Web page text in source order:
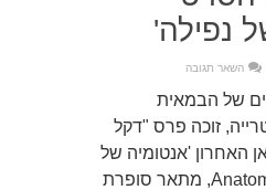
נפילה'
השאר תגובה
של הבמאית
זוכה פרס "דקל
האחרון 'אנטומיה של
נפילה' ((Anatomy of a fall, מתאר סופרת